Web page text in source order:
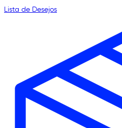
Lista de Desejos